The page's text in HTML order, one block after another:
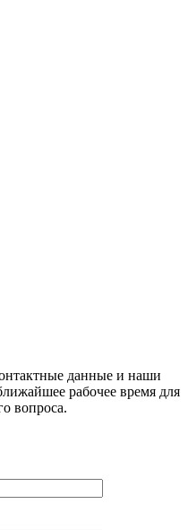
данные и наши
рабочее время для
вопроса.